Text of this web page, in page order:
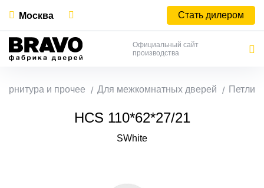
Москва Стать дилером
Официальный сайт
производства
и прочее Для межкомнатных дверей Петли
HCS 110*62*27/21
SWhite